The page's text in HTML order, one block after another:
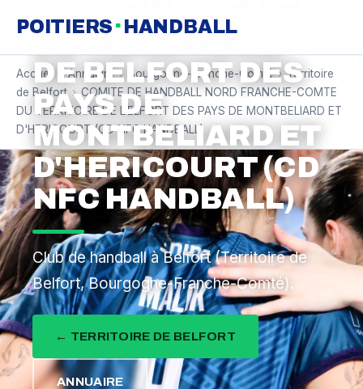
POITIERS · HANDBALL
Accueil Annuaire › Bourgogne-Franche-Comté › Territoire
de Belfort › COMITE DE HANDBALL NORD FRANCHE-COMTE
DU TERRITOIRE DE BELFORT DES PAYS DE MONTBELIARD ET
D'HERICOURT (CD NFC HANDBALL)
DU TERRITOIRE
DE BELFORT DES
PAYS DE
MONTBELIARD ET
D'HERICOURT (CD
NFC HANDBALL)
Club de handball à Belfort (Territoire de
Belfort, Bourgogne-Franche-Comté).
← TERRITOIRE DE BELFORT
ANNUAIRE